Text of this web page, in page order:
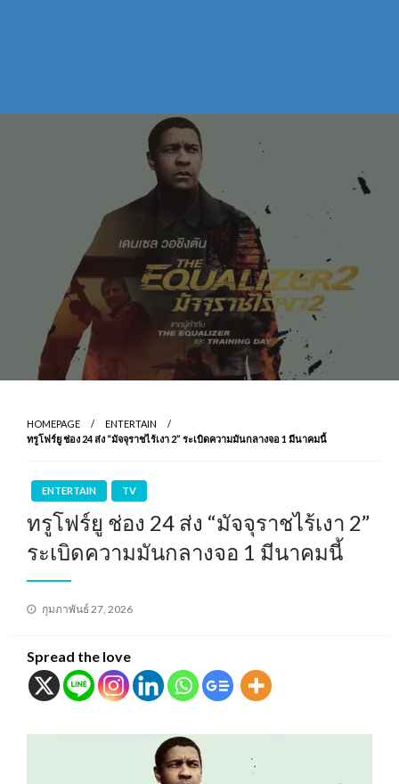
HOMEPAGE
ENTERTAIN
ทรูโฟร์ยู ช่อง 24 ส่ง “มัจจุราชไร้เงา 2” ระเบิดความมันกลางจอ 1 มีนาคมนี้
ENTERTAIN TV
ทรูโฟร์ยู ช่อง 24 ส่ง “มัจจุราชไร้เงา 2”
ระเบิดความมันกลางจอ 1 มีนาคมนี้
Posted
กุมภาพันธ์ 27, 2026
Spread the love